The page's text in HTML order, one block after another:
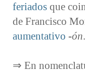
feriados que
de Francisco
aumentativo -ón.
⇒ En